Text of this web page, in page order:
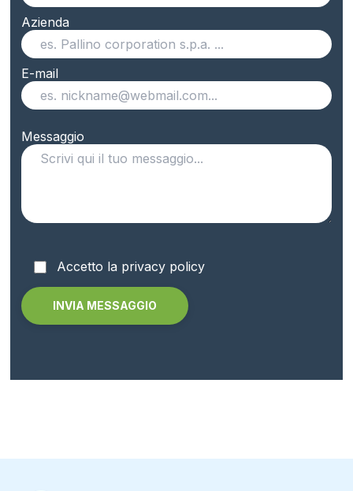
Azienda
E-mail
Messaggio
Accetto la privacy policy